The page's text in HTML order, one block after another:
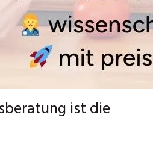
ist die